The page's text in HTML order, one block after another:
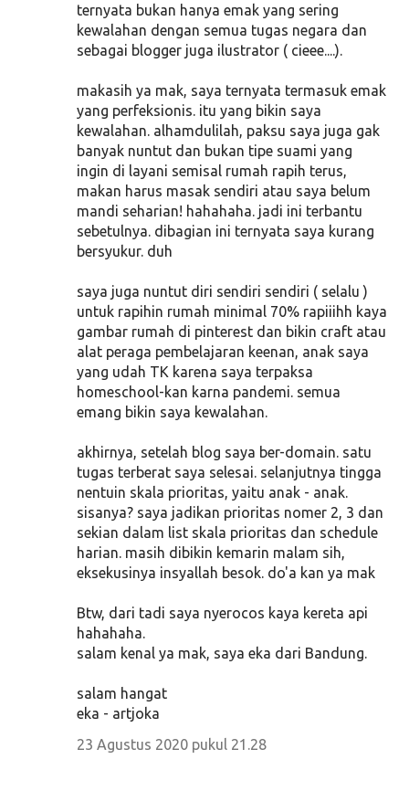
ternyata bukan hanya emak yang sering
kewalahan dengan semua tugas negara dan
sebagai blogger juga ilustrator ( cieee....).
makasih ya mak, saya ternyata termasuk emak
yang perfeksionis. itu yang bikin saya
kewalahan. alhamdulilah, paksu saya juga gak
banyak nuntut dan bukan tipe suami yang
ingin di layani semisal rumah rapih terus,
makan harus masak sendiri atau saya belum
mandi seharian! hahahaha. jadi ini terbantu
sebetulnya. dibagian ini ternyata saya kurang
bersyukur. duh
saya juga nuntut diri sendiri sendiri ( selalu )
untuk rapihin rumah minimal 70% rapiiihh kaya
gambar rumah di pinterest dan bikin craft atau
alat peraga pembelajaran keenan, anak saya
yang udah TK karena saya terpaksa
homeschool-kan karna pandemi. semua
emang bikin saya kewalahan.
akhirnya, setelah blog saya ber-domain. satu
tugas terberat saya selesai. selanjutnya tingga
nentuin skala prioritas, yaitu anak - anak.
sisanya? saya jadikan prioritas nomer 2, 3 dan
sekian dalam list skala prioritas dan schedule
harian. masih dibikin kemarin malam sih,
eksekusinya insyallah besok. do'a kan ya mak
Btw, dari tadi saya nyerocos kaya kereta api
hahahaha.
salam kenal ya mak, saya eka dari Bandung.
salam hangat
eka - artjoka
23 Agustus 2020 pukul 21.28